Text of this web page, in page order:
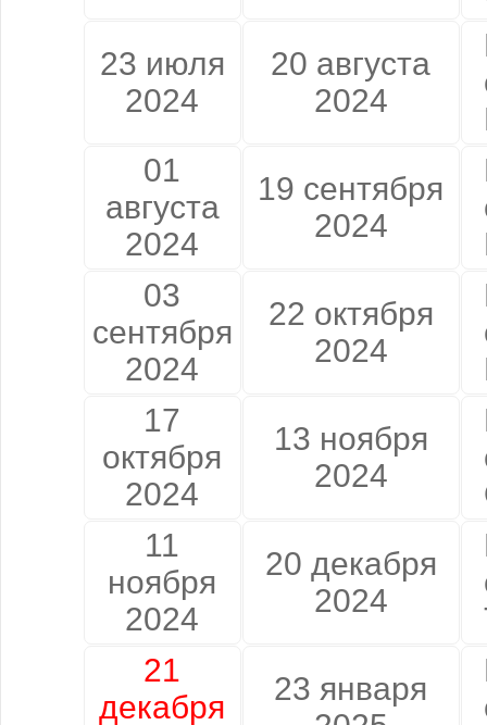
23 июля
2024
20 августа
2024
01
августа
2024
19 сентября
2024
03
сентября
2024
22 октября
2024
17
октября
2024
13 ноября
2024
11
ноября
2024
20 декабря
2024
21
декабря
23 января